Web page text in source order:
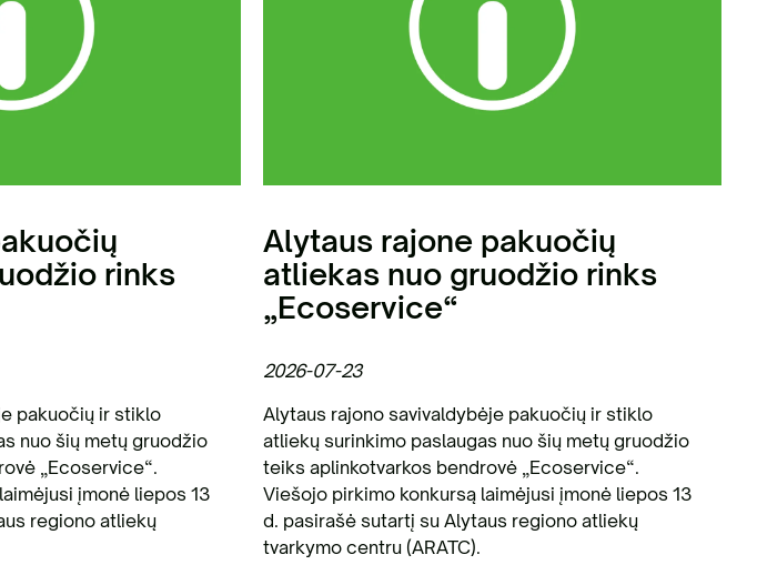
rinks
pakuočių ir stiklo
nuo šių metų gruodžio
„Ecoservice“.
įmonė liepos 13
regiono atliekų
Alytaus rajone pakuočių
atliekas nuo gruodžio rinks
„Ecoservice“
2026-07-23
Alytaus rajono savivaldybėje pakuočių ir stiklo
atliekų surinkimo paslaugas nuo šių metų gruodžio
teiks aplinkotvarkos bendrovė „Ecoservice“.
Viešojo pirkimo konkursą laimėjusi įmonė liepos 13
d. pasirašė sutartį su Alytaus regiono atliekų
tvarkymo centru (ARATC).